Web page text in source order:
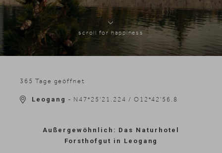
scroll for happiness
365 Tage geöffnet
Leogang - N47°25'21.224 / O12°42'56.8
Außergewöhnlich: Das Naturhotel
Forsthofgut in Leogang